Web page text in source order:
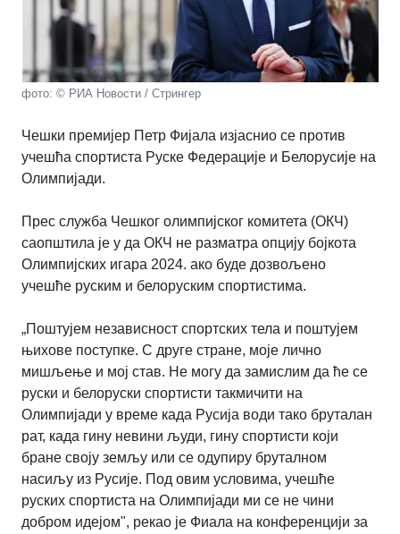
фото: © РИА Новости / Стрингер
Чешки премијер Петр Фијала изјаснио се против
учешћа спортиста Руске Федерације и Белорусије на
Олимпијади.
Прес служба Чешког олимпијског комитета (ОКЧ)
саопштила је у да ОКЧ не разматра опцију бојкота
Олимпијских игара 2024. ако буде дозвољено
учешће руским и белоруским спортистима.
„Поштујем независност спортских тела и поштујем
њихове поступке. С друге стране, моје лично
мишљење и мој став. Не могу да замислим да ће се
руски и белоруски спортисти такмичити на
Олимпијади у време када Русија води тако бруталан
рат, када гину невини људи, гину спортисти који
бране своју земљу или се одупиру бруталном
насиљу из Русије. Под овим условима, учешће
руских спортиста на Олимпијади ми се не чини
добром идејом", рекао је Фиала на конференцији за